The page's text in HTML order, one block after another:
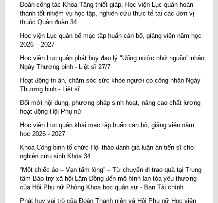
Đoàn công tác Khoa Tăng thiết giáp, Học viện Lục quân hoàn
thành tốt nhiệm vụ học tập, nghiên cứu thực tế tại các đơn vị
thuộc Quân đoàn 34
Học viện Lục quân bế mạc tập huấn cán bộ, giảng viên năm học
2026 – 2027
Học viện Lục quân phát huy đạo lý "Uống nước nhớ nguồn" nhân
Ngày Thương binh - Liệt sĩ 27/7
Hoạt động tri ân, chăm sóc sức khỏe người có công nhân Ngày
Thương binh - Liệt sĩ
Đổi mới nội dung, phương pháp sinh hoạt, nâng cao chất lượng
hoạt động Hội Phụ nữ
Học viện Lục quân khai mạc tập huấn cán bộ, giảng viên năm
học 2026 - 2027
Khoa Công binh tổ chức Hội thảo đánh giá luận án tiến sĩ cho
nghiên cứu sinh Khóa 34
“Một chiếc áo – Vạn tấm lòng” – Từ chuyến đi trao quà tại Trung
tâm Bảo trợ xã hội Lâm Đồng đến mô hình lan tỏa yêu thương
của Hội Phụ nữ Phòng Khoa học quân sự - Ban Tài chính
Phát huy vai trò của Đoàn Thanh niên và Hội Phụ nữ Học viện